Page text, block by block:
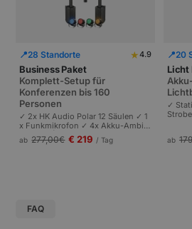
📍28 Standorte ★4.9
Business Paket
Komplett-Setup für
Konferenzen bis 160
Personen
✓ 2x HK Audio Polar 12 Säulen ✓ 1
x Funkmikrofon ✓ 4x Akku-Ambie
ntlichter | Komplettes Setup für Ta
gungen und Pressekonferenzen |
ab 277,00€ € 219 / Tag
📍20
Licht
✓
ab
FAQ